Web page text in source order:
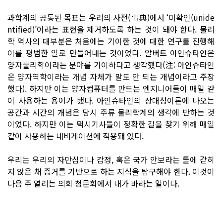
과학계의 공통된 목표는 우리의 사전(事典)에서 ‘미확인(unide
ntified)’이라는 표현을 제거하도록 하는 것이 돼야 한다. 물리
학 역사의 대부분은 처음에는 기이한 것에 대한 연구를 진행해
이를 평범한 일로 만들어내는 것이었다. 알버트 아인슈타인은
양자물리학이라는 분야를 기이하다고 생각했다(注: 아인슈타인
은 양자역학이라는 개념 자체가 말도 안 되는 개념이라고 주장
했다). 하지만 이는 양자컴퓨터를 만드는 엔지니어들이 매일 같
이 사용하는 용어가 됐다. 아인슈타인의 상대성이론에 나오는
공간과 시간의 개념은 당시 주류 물리학계의 생각에 반하는 것
이었다. 하지만 이는 택시기사들이 정확한 길을 찾기 위해 매일
같이 사용하는 내비게이션에 적용돼 있다.
우리는 우리의 자만심이나 감정, 혹은 국가 안보라는 틀에 갇히
지 않은 채 증거를 기반으로 하는 지식을 탐구해야 한다. 이것이
다음 주 열리는 의회 청문회에서 내가 바라는 일이다.